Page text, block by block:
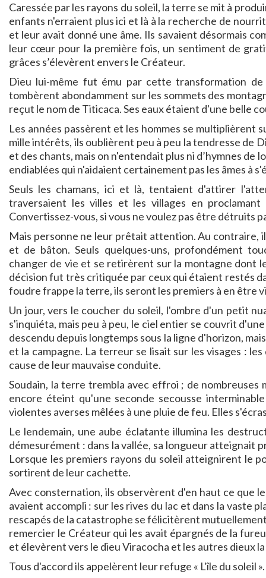
Caressée par les rayons du soleil, la terre se mit à
enfants n'erraient plus ici et là à la recherche de
et leur avait donné une âme. Ils savaient désormais
leur cœur pour la première fois, un sentiment de
grâces s’élevèrent envers le Créateur.
Dieu lui-même fut ému par cette transformation
tombèrent abondamment sur les sommets des
reçut le nom de Titicaca. Ses eaux étaient d'une belle
Les années passèrent et les hommes se multiplièrent
mille intérêts, ils oublièrent peu à peu la tendresse de
et des chants, mais on n'entendait plus ni d’hymnes de
endiablées qui n'aidaient certainement pas les âmes à
Seuls les chamans, ici et là, tentaient d'attirer
traversaient les villes et les villages en
Convertissez-vous, si vous ne voulez pas être détruits
Mais personne ne leur prêtait attention. Au contraire,
et de bâton. Seuls quelques-uns, profondément
changer de vie et se retirèrent sur la montagne dont
décision fut très critiquée par ceux qui étaient restés
foudre frappe la terre, ils seront les premiers à en être
Un jour, vers le coucher du soleil, l'ombre d'un petit
s'inquiéta, mais peu à peu, le ciel entier se couvrit
descendu depuis longtemps sous la ligne d'horizon,
et la campagne. La terreur se lisait sur les visages :
cause de leur mauvaise conduite.
Soudain, la terre trembla avec effroi ; de nombreuses
encore éteint qu'une seconde secousse
violentes averses mêlées à une pluie de feu. Elles
Le lendemain, une aube éclatante illumina les
démesurément : dans la vallée, sa longueur atteignait
Lorsque les premiers rayons du soleil atteignirent le
sortirent de leur cachette.
Avec consternation, ils observèrent d'en haut ce que
avaient accompli : sur les rives du lac et dans la vaste
rescapés de la catastrophe se félicitèrent
remercier le Créateur qui les avait épargnés de la
et élevèrent vers le dieu Viracocha et les autres dieux
Tous d'accord ils appelèrent leur refuge « L'île du soleil ».